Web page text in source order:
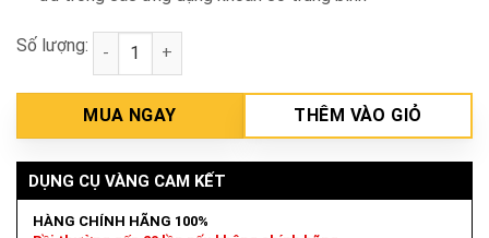
Số lượng: Máy khoan động lực 10mm Bosch GSB 10 RE SET
MUA NGAY THÊM VÀO GIỎ
DỤNG CỤ VÀNG CAM KẾT
HÀNG CHÍNH HÃNG 100%